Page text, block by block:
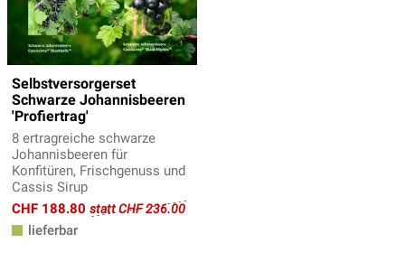
Selbstversorgerset
Schwarze Johannisbeeren
'Profiertrag'
8 ertragreiche schwarze
Johannisbeeren für
Konfitüren, Frischgenuss und
Cassis Sirup
CHF 188.80 statt CHF 236.00
lieferbar